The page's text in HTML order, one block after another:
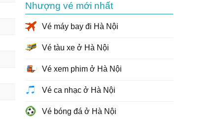
Nhượng vé mới nhất
Vé máy bay đi Hà Nội
Vé tàu xe ở Hà Nội
Vé xem phim ở Hà Nội
Vé ca nhạc ở Hà Nội
Vé bóng đá ở Hà Nội